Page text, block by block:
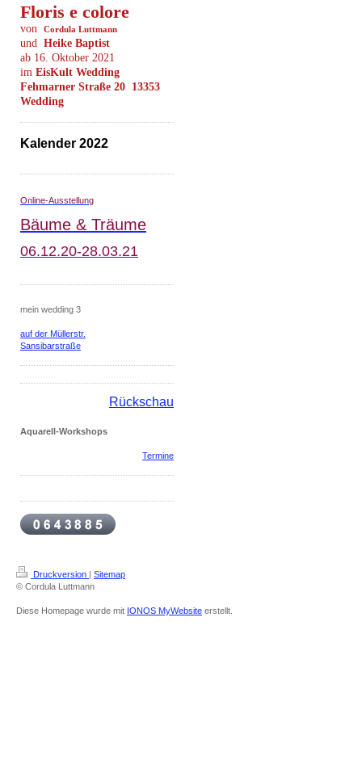
Floris e colore
von Cordula Luttmann
und Heike Baptist
ab 16. Oktober 2021
im EisKult Wedding
Fehmarner Straße 20 13353
Wedding
Kalender 2022
Online-Ausstellung
Bäume & Träume
06.12.20-28.03.21
mein wedding 3
auf der Müllerstr.
Sansibarstraße
Rückschau
Aquarell-Workshops
Termine
Druckversion | Sitemap
© Cordula Luttmann
Diese Homepage wurde mit IONOS MyWebsite erstellt.